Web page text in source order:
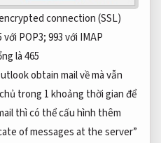
connection (SSL)
POP3; 993 với IMAP
là 465
obtain mail về mà vẫn
trong 1 khoảng thời gian để
thì có thể cấu hình thêm
of messages at the server”